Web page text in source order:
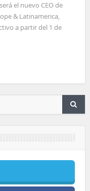
el nuevo CEO de
& Latinamerica,
a partir del 1 de